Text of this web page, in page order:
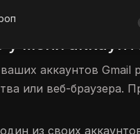
приложения
у меня
аккаунтов Gmail
или веб-браузера.
из своих